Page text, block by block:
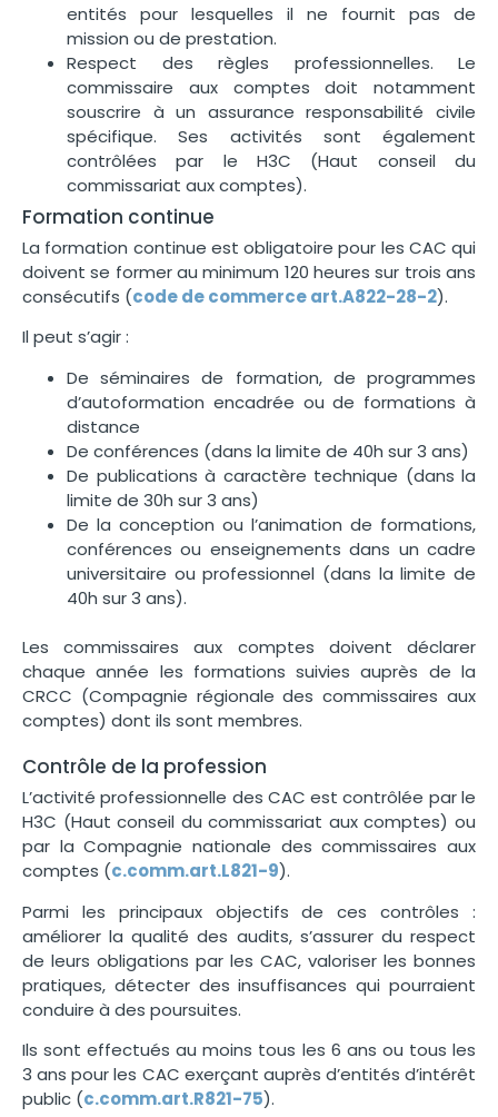
entités pour lesquelles il ne fournit pas de
mission ou de prestation.
Respect des règles professionnelles. Le
commissaire aux comptes doit notamment
souscrire à un assurance responsabilité civile
spécifique. Ses activités sont également
contrôlées par le H3C (Haut conseil du
commissariat aux comptes).
Formation continue
La formation continue est obligatoire pour les CAC qui
doivent se former au minimum 120 heures sur trois ans
consécutifs (code de commerce art.A822-28-2).
Il peut s’agir :
De séminaires de formation, de programmes
d’autoformation encadrée ou de formations à
distance
De conférences (dans la limite de 40h sur 3 ans)
De publications à caractère technique (dans la
limite de 30h sur 3 ans)
De la conception ou l’animation de formations,
conférences ou enseignements dans un cadre
universitaire ou professionnel (dans la limite de
40h sur 3 ans).
Les commissaires aux comptes doivent déclarer
chaque année les formations suivies auprès de la
CRCC (Compagnie régionale des commissaires aux
comptes) dont ils sont membres.
Contrôle de la profession
L’activité professionnelle des CAC est contrôlée par le
H3C (Haut conseil du commissariat aux comptes) ou
par la Compagnie nationale des commissaires aux
comptes (c.comm.art.L821-9).
Parmi les principaux objectifs de ces contrôles :
améliorer la qualité des audits, s’assurer du respect
de leurs obligations par les CAC, valoriser les bonnes
pratiques, détecter des insuffisances qui pourraient
conduire à des poursuites.
Ils sont effectués au moins tous les 6 ans ou tous les
3 ans pour les CAC exerçant auprès d’entités d’intérêt
public (c.comm.art.R821-75).